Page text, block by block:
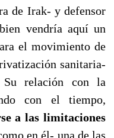
de Irak- y defensor
vendría aquí un
el movimiento de
sanitaria-
Su relación con la
con el tiempo,
a las limitaciones
en él- una de las